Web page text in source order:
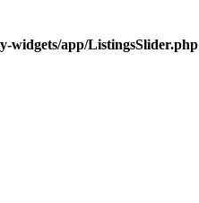
widgets/app/ListingsSlider.php